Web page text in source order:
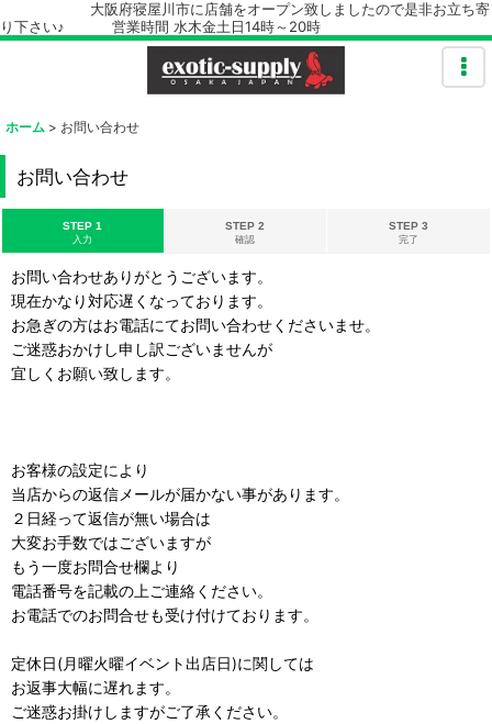
大阪府寝屋川市に店舗をオープン致しましたので是非お立ち寄
り下さい♪ 営業時間 水木金土日14時～20時
ホーム > お問い合わせ
お問い合わせ
STEP 1
入力
STEP 2
確認
STEP 3
完了
お問い合わせありがとうございます。
現在かなり対応遅くなっております。
お急ぎの方はお電話にてお問い合わせくださいませ。
ご迷惑おかけし申し訳ございませんが
宜しくお願い致します。
お客様の設定により
当店からの返信メールが届かない事があります。
２日経って返信が無い場合は
大変お手数ではございますが
もう一度お問合せ欄より
電話番号を記載の上ご連絡ください。
お電話でのお問合せも受け付けております。
定休日(月曜火曜イベント出店日)に関しては
お返事大幅に遅れます。
ご迷惑お掛けしますがご了承ください。